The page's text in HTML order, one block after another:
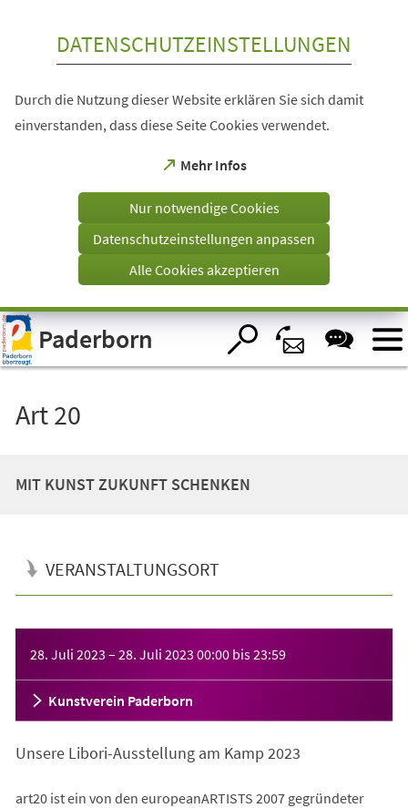
Visuelle
Assistenzsoftware
öffnen.
DATENSCHUTZEINSTELLUNGEN
Durch die Nutzung dieser Website erklären Sie sich damit
einverstanden, dass diese Seite Cookies verwendet.
Mehr Infos
(Öffnet
einem
Tab)
Nur notwendige Cookies
Datenschutzeinstellungen anpassen
Alle Cookies akzeptieren
Paderborn
Art 20
MIT KUNST ZUKUNFT SCHENKEN
VERANSTALTUNGSORT
28. Juli 2023 – 28. Juli 2023 00:00 bis23:59
Kunstverein Paderborn
Unsere Libori-Ausstellung am Kamp 2023
art20 ist ein von den europeanARTISTS 2007 gegründeter